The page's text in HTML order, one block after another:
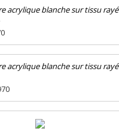
acrylique blanche sur tissu rayé
acrylique blanche sur tissu rayé